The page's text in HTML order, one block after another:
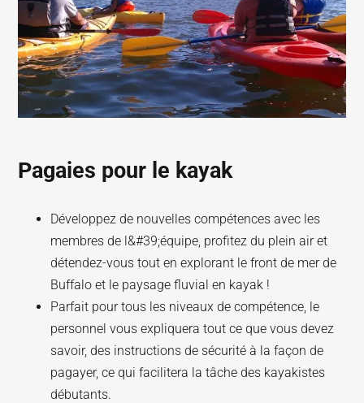
Pagaies pour le kayak
Développez de nouvelles compétences avec les
membres de l&#39;équipe, profitez du plein air et
détendez-vous tout en explorant le front de mer de
Buffalo et le paysage fluvial en kayak !
Parfait pour tous les niveaux de compétence, le
personnel vous expliquera tout ce que vous devez
savoir, des instructions de sécurité à la façon de
pagayer, ce qui facilitera la tâche des kayakistes
débutants.